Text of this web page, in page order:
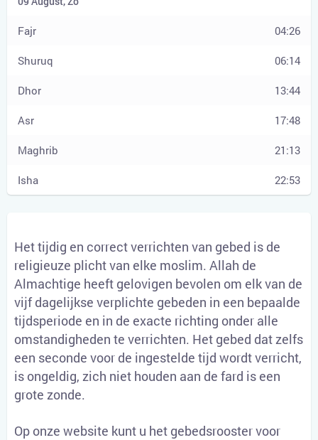
04:26
06:14
13:44
17:48
21:13
22:53
Het tijdig en correct verrichten van gebed is de
religieuze plicht van elke moslim. Allah de
Almachtige heeft gelovigen bevolen om elk van de
vijf dagelijkse verplichte gebeden in een bepaalde
tijdsperiode en in de exacte richting onder alle
omstandigheden te verrichten. Het gebed dat zelfs
een seconde voor de ingestelde tijd wordt verricht,
is ongeldig, zich niet houden aan de fard is een
grote zonde.
Op onze website kunt u het gebedsrooster voor